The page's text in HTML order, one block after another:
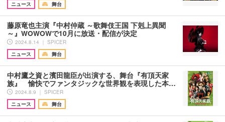
ニュース
舞台
藤原竜也主演『中村仲蔵 ～歌舞伎王国 下剋上異聞
～』WOWOWで10月に放送・配信が決定
2024.8.14 ｜ SPICER
ニュース
舞台
中村鷹之資と濱田龍臣が出演する、舞台『有頂天家
族』 愉快でファンタジックな世界観を表現した本…
2024.8.9 ｜ SPICER
ニュース
舞台